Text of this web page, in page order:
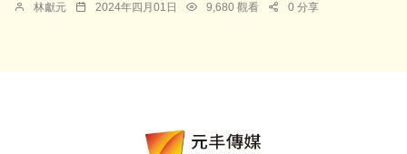
林獻元 2024年四月01日 9,680 觀看 0 分享